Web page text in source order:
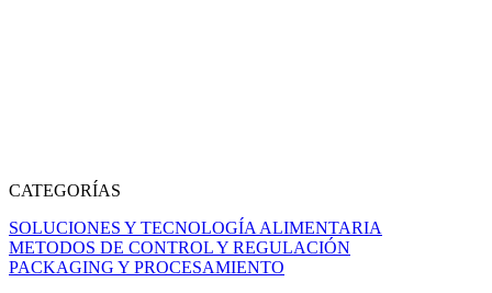
CATEGORÍAS
SOLUCIONES Y TECNOLOGÍA ALIMENTARIA
METODOS DE CONTROL Y REGULACIÓN
PACKAGING Y PROCESAMIENTO